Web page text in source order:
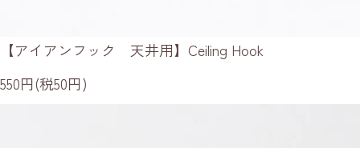
【アイアンフック 天井用】Ceiling Hook
550円(税50円)